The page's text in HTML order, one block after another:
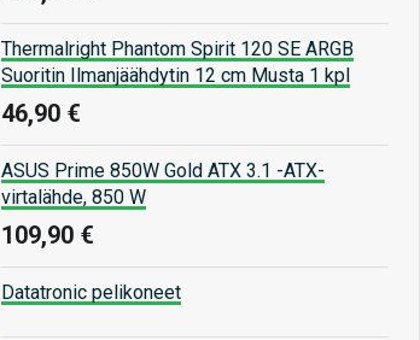
Thermalright Phantom Spirit 120 SE ARGB
Suoritin Ilmanjäähdytin 12 cm Musta 1 kpl
46,90 €
ASUS Prime 850W Gold ATX 3.1 -ATX-
virtalähde, 850 W
109,90 €
Datatronic pelikoneet